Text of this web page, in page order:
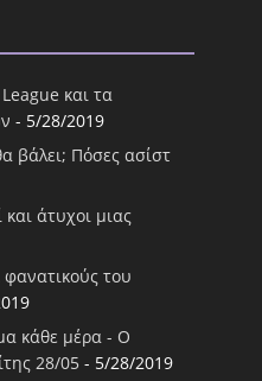
και τα
- 5/28/2019
βάλει; Πόσες ασίστ
άτυχοι μιας
φανατικούς του
κάθε μέρα - Ο
28/05 - 5/28/2019